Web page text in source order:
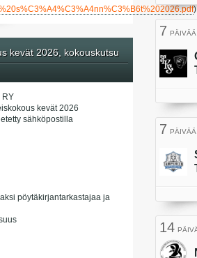
)
kevät 2026, kokouskutsu
RY
kevät 2026
sähköpostilla
pöytäkirjantarkastajaa ja